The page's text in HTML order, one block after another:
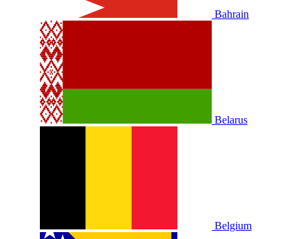
Bahrain
Belarus
Belgium